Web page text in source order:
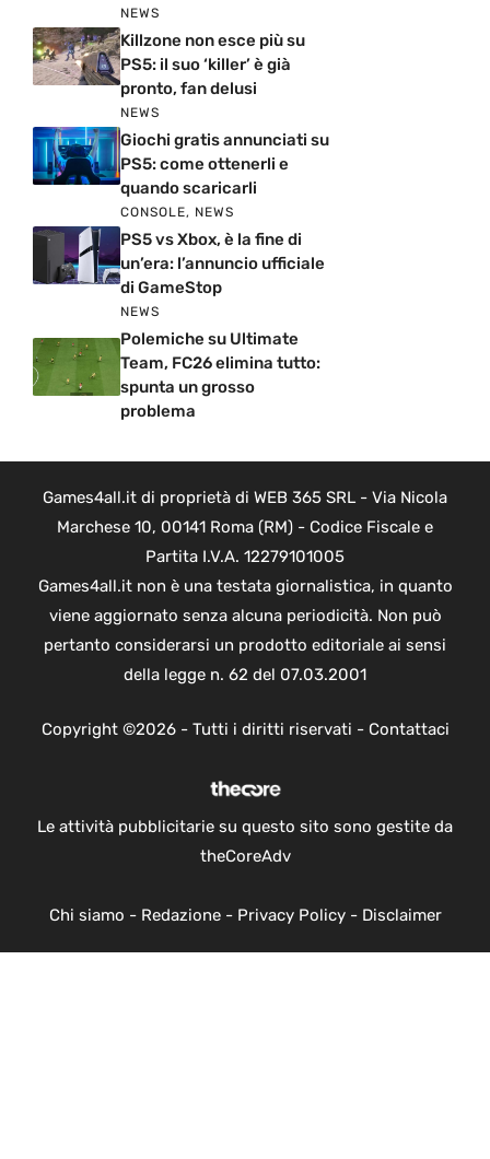
NEWS
Killzone non esce più su
PS5: il suo ‘killer’ è già
pronto, fan delusi
NEWS
Giochi gratis annunciati su
PS5: come ottenerli e
quando scaricarli
CONSOLE, NEWS
PS5 vs Xbox, è la fine di
un’era: l’annuncio ufficiale
di GameStop
NEWS
Polemiche su Ultimate
Team, FC26 elimina tutto:
spunta un grosso
problema
Games4all.it di proprietà di WEB 365 SRL - Via Nicola
Marchese 10, 00141 Roma (RM) - Codice Fiscale e
Partita I.V.A. 12279101005
Games4all.it non è una testata giornalistica, in quanto
viene aggiornato senza alcuna periodicità. Non può
pertanto considerarsi un prodotto editoriale ai sensi
della legge n. 62 del 07.03.2001
Copyright ©2026 - Tutti i diritti riservati - Contattaci
Le attività pubblicitarie su questo sito sono gestite da
theCoreAdv
Chi siamo - Redazione- Privacy Policy- Disclaimer